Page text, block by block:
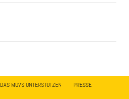
DAS MUVS UNTERSTÜTZEN
PRESSE